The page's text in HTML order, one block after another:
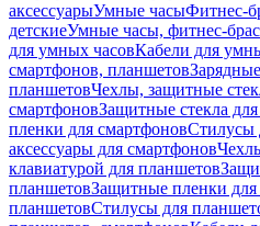
аксессуарыУмные часыФитнес-
детскиеУмные часы, фитнес-
для умных часовКабели для
смартфонов, планшетов
планшетовЧехлы, защитные
смартфоновЗащитные стекла
пленки для смартфоновСтилусы
аксессуары для смартфонов
клавиатурой для планшетов
планшетовЗащитные пленки
планшетовСтилусы для